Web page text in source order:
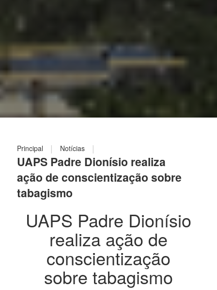
Principal | Notícias |
UAPS Padre Dionísio realiza
ação de conscientização sobre
tabagismo
UAPS Padre Dionísio
realiza ação de
conscientização
sobre tabagismo